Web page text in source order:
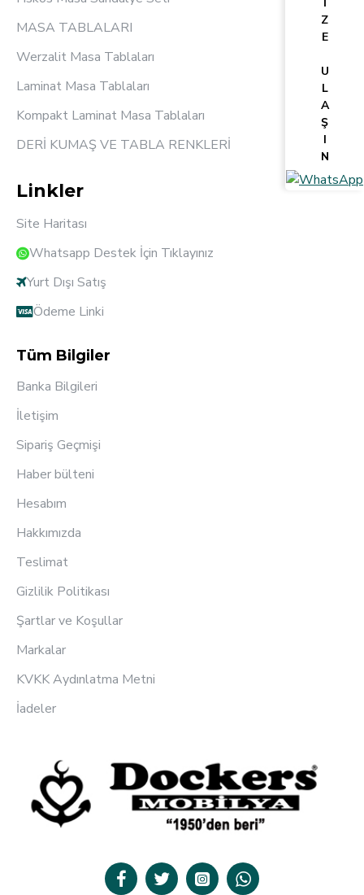
MASA TABLALARI
Werzalit Masa Tablaları
Laminat Masa Tablaları
Kompakt Laminat Masa Tablaları
DERİ KUMAŞ VE TABLA RENKLERİ
Linkler
Site Haritası
Whatsapp Destek İçin Tıklayınız
Yurt Dışı Satış
Ödeme Linki
Tüm Bilgiler
Banka Bilgileri
İletişim
Sipariş Geçmişi
Haber bülteni
Hesabım
Hakkımızda
Teslimat
Gizlilik Politikası
Şartlar ve Koşullar
Markalar
KVKK Aydınlatma Metni
İadeler
İ
Z
E
U
L
A
Ş
I
N